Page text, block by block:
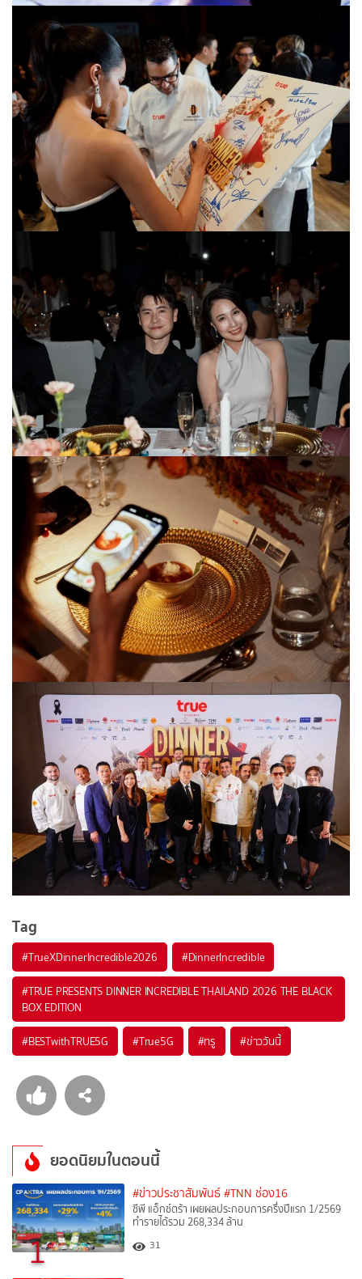
Tag
#TrueXDinnerIncredible2026 #DinnerIncredible
#TRUE PRESENTS DINNER INCREDIBLE THAILAND 2026 THE BLACK
BOX EDITION
#BESTwithTRUE5G #True5G #ทรู #ข่าววันนี้
ยอดนิยมในตอนนี้
1
#ข่าวประชาสัมพันธ์ #TNN ช่อง16
ซีพี แอ็กซ์ตร้า เผยผลประกอบการครึ่งปีแรก 1/2569
ทำรายได้รวม 268,334 ล้าน
31